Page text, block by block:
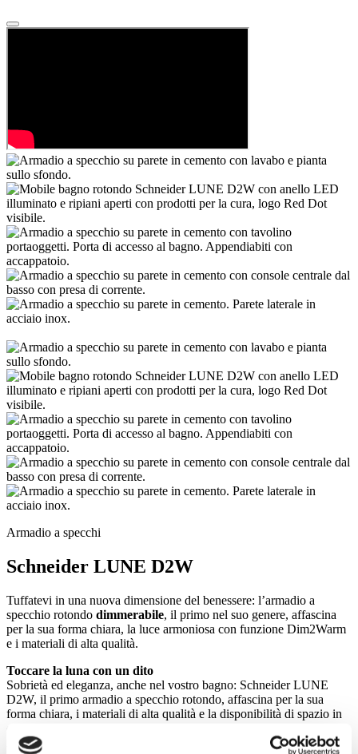
Armadio a specchi
Schneider LUNE D2W
Tuffatevi in una nuova dimensione del benessere: l’armadio a
specchio rotondo dimmerabile, il primo nel suo genere, affascina
per la sua forma chiara, la luce armoniosa con funzione Dim2Warm
e i materiali di alta qualità.
Toccare la luna con un dito
Sobrietà ed eleganza, anche nel vostro bagno: Schneider LUNE
D2W, il primo armadio a specchio rotondo, affascina per la sua
forma chiara, i materiali di alta qualità e la disponibilità di spazio in
risplendere voi e il vostro bagno. Tuffatevi in un ambiente